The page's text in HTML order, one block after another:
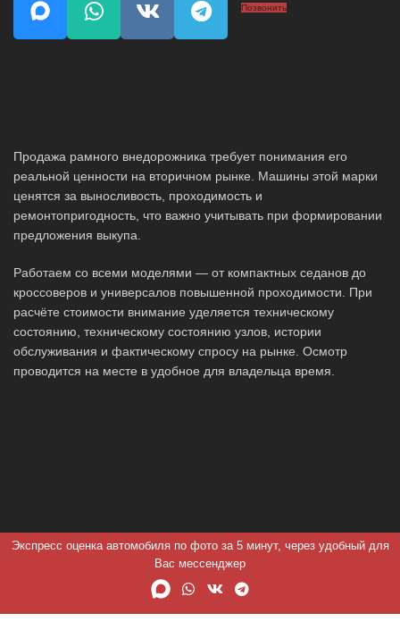
Позвонить
Продажа рамного внедорожника требует понимания его
реальной ценности на вторичном рынке. Машины этой марки
ценятся за выносливость, проходимость и
ремонтопригодность, что важно учитывать при формировании
предложения выкупа.
Работаем со всеми моделями — от компактных седанов до
кроссоверов и универсалов повышенной проходимости. При
расчёте стоимости внимание уделяется техническому
состоянию, техническому состоянию узлов, истории
обслуживания и фактическому спросу на рынке. Осмотр
проводится на месте в удобное для владельца время.
Экспресс оценка автомобиля по фото за 5 минут, через удобный для
Вас мессенджер